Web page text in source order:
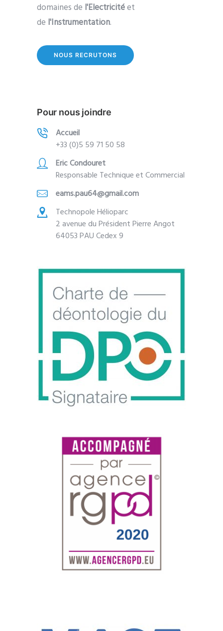
domaines de l'Electricitéet
de l'Instrumentation.
NOUS RECRUTONS
Pour nous joindre
Accueil
+33 (0)5 59 71 50 58
Eric Condouret
Responsable Technique et Commercial
eams.pau64@gmail.com
Technopole Hélioparc
2 avenue du Président Pierre Angot
64053 PAU Cedex 9